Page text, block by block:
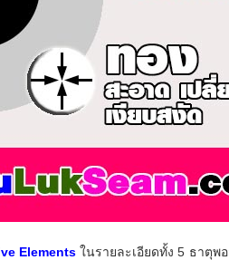
Elements ในรายละเอียดทั้ง 5 ธาตุพ